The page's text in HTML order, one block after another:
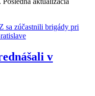
sa zúčastnili brigády pri
v